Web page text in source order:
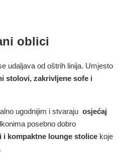
oblici
udaljava od oštrih linija. Umjesto
stolovi, zakrivljene sofe i
ugodnijim i stvaraju osjećaj
posebno dobro
kompaktne lounge stolice koje